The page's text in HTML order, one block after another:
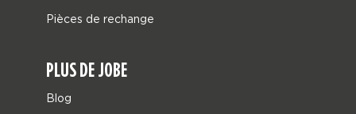
Pièces de rechange
PLUS DE JOBE
Blog